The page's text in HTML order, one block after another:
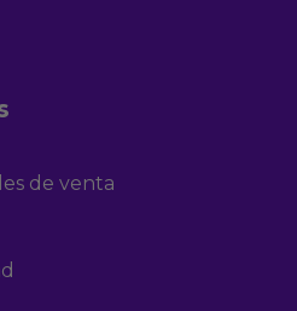
de venta